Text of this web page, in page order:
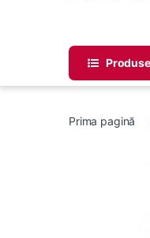
Produse
Prima pagină